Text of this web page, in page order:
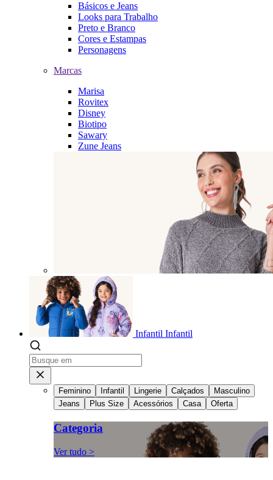
Básicos e Jeans
Looks para Trabalho
Preto e Branco
Cores e Estampas
Personagens
Marcas
Marisa
Rovitex
Disney
Biotipo
Sawary
Zune Jeans
Infantil Infantil
Feminino Infantil Lingerie Calçados
Masculino
Jeans
Plus Size Acessórios Casa Oferta
Categoria
Ver tudo >